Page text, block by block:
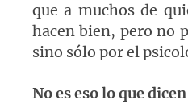
que a muchos de
hacen bien, pero no
sino sólo por el
No es eso lo que